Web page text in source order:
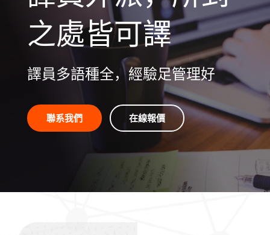
之處皆可譯
譯員多語種全，經驗足管理好
聯系我們 在線報價